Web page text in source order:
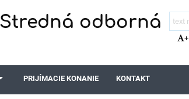
odborná
+
PRIJÍMACIE KONANIE KONTAKT